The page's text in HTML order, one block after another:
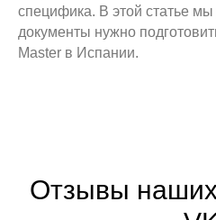
специфика. В этой статье
документы нужно
Master в Испании.
Отзывы наших